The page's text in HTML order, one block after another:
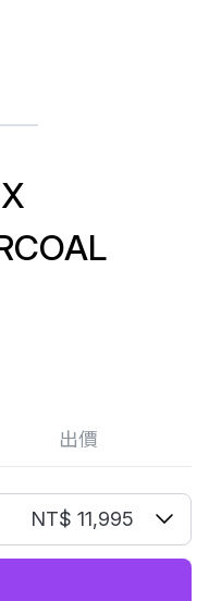
出價
NT$ 11,995